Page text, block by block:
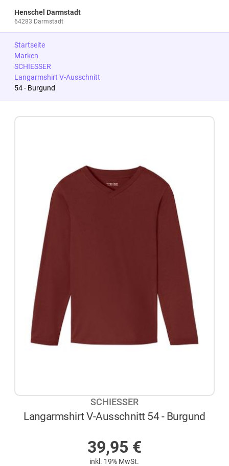
Henschel Darmstadt
64283 Darmstadt
Startseite
Marken
SCHIESSER
Langarmshirt V-Ausschnitt
54 - Burgund
SCHIESSER
Langarmshirt V-Ausschnitt 54 - Burgund
39,95 €
inkl. 19% MwSt.